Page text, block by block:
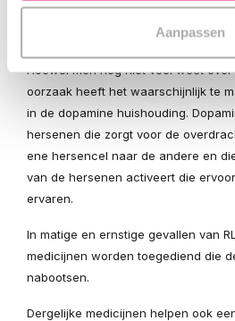
Aanpassen
verlichten
Geheime tip tegen rusteloze
Hoewel men nog niet veel weet
oorzaak heeft het waarschijnlijk te
in de dopamine huishouding.
hersenen die zorgt voor de
ene hersencel naar de andere en
van de hersenen activeert die
ervaren.
In matige en ernstige gevallen van
medicijnen worden toegediend die
nabootsen.
Dergelijke medicijnen helpen ook